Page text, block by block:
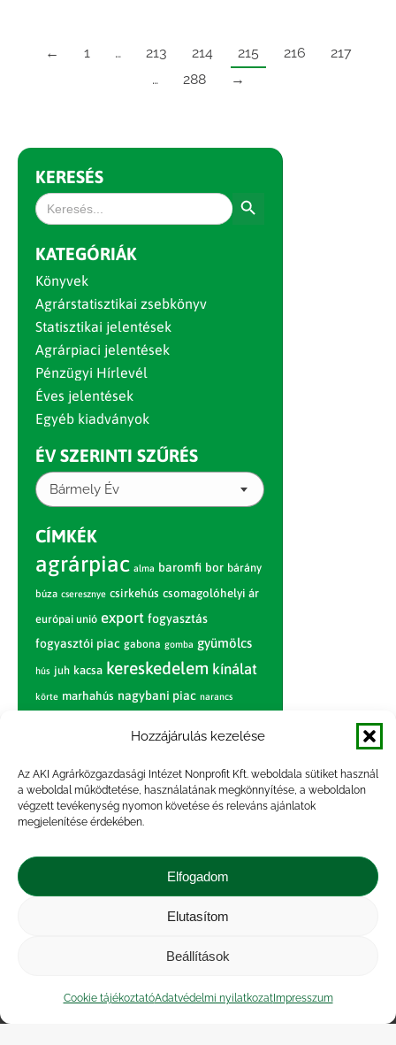
Hozzájárulás kezelése
Az AKI Agrárközgazdasági Intézet Nonprofit Kft. weboldala sütiket használ
a weboldal működtetése, használatának megkönnyítése, a weboldalon
végzett tevékenység nyomon követése és releváns ajánlatok
megjelenítése érdekében.
Elfogadom
Elutasítom
Beállítások
Cookie tájékoztatóAdatvédelmi nyilatkozatImpresszum
← 1 … 213 214 215 216
217
…
288 →
KERESÉS
Search
for:
KATEGÓRIÁK
Könyvek
Agrárstatisztikai zsebkönyv
Statisztikai jelentések
Agrárpiaci jelentések
Pénzügyi Hírlevél
Éves jelentések
Egyéb kiadványok
ÉV SZERINTI SZŰRÉS
Bármely Év
CÍMKÉK
agrárpiac alma baromfi bor bárány
búza cseresznye csirkehús csomagolóhelyi ár
európai unió export fogyasztás
fogyasztói piac gabona gomba gyümölcs
hús juh kacsa kereskedelem kínálat
körte marhahús nagybani piac narancs
piaci jelentés
pulyka pulykahús sertés sertéshús
szarvasmarha termelés termelői
ár
világpiac
vágómarha vágósertés zöldség árak
értékesítési ár
Közérdekű adatok
| Adatvédelmi nyilatkozat
|